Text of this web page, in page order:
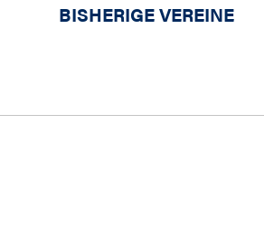
BISHERIGE VEREINE